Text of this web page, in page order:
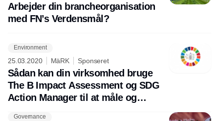
Arbejder din brancheorganisation
med FN’s Verdensmål?
Environment
25.03.2020 MäRK Sponseret
Sådan kan din virksomhed bruge
The B Impact Assessment og SDG
Action Manager til at måle og
Governance